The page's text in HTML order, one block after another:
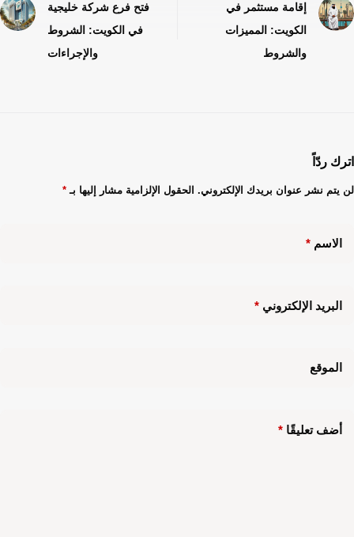
إقامة مستثمر في
الكويت: المميزات
والشروط
فتح فرع شركة خليجية
في الكويت: الشروط
والإجراءات
اترك ردّاً
لن يتم نشر عنوان بريدك الإلكتروني. الحقول الإلزامية مشار إليها بـ *
الاسم *
البريد الإلكتروني *
الموقع
أضف تعليقًا *